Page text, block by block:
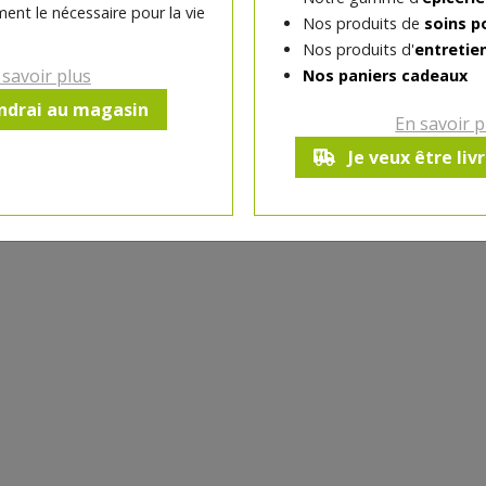
le nécessaire pour la vie
plus
au magasin
Nos produits de soins
Nos produits d'
Nos paniers cadeaux
En savoir
Je veux être
0.2 kg +